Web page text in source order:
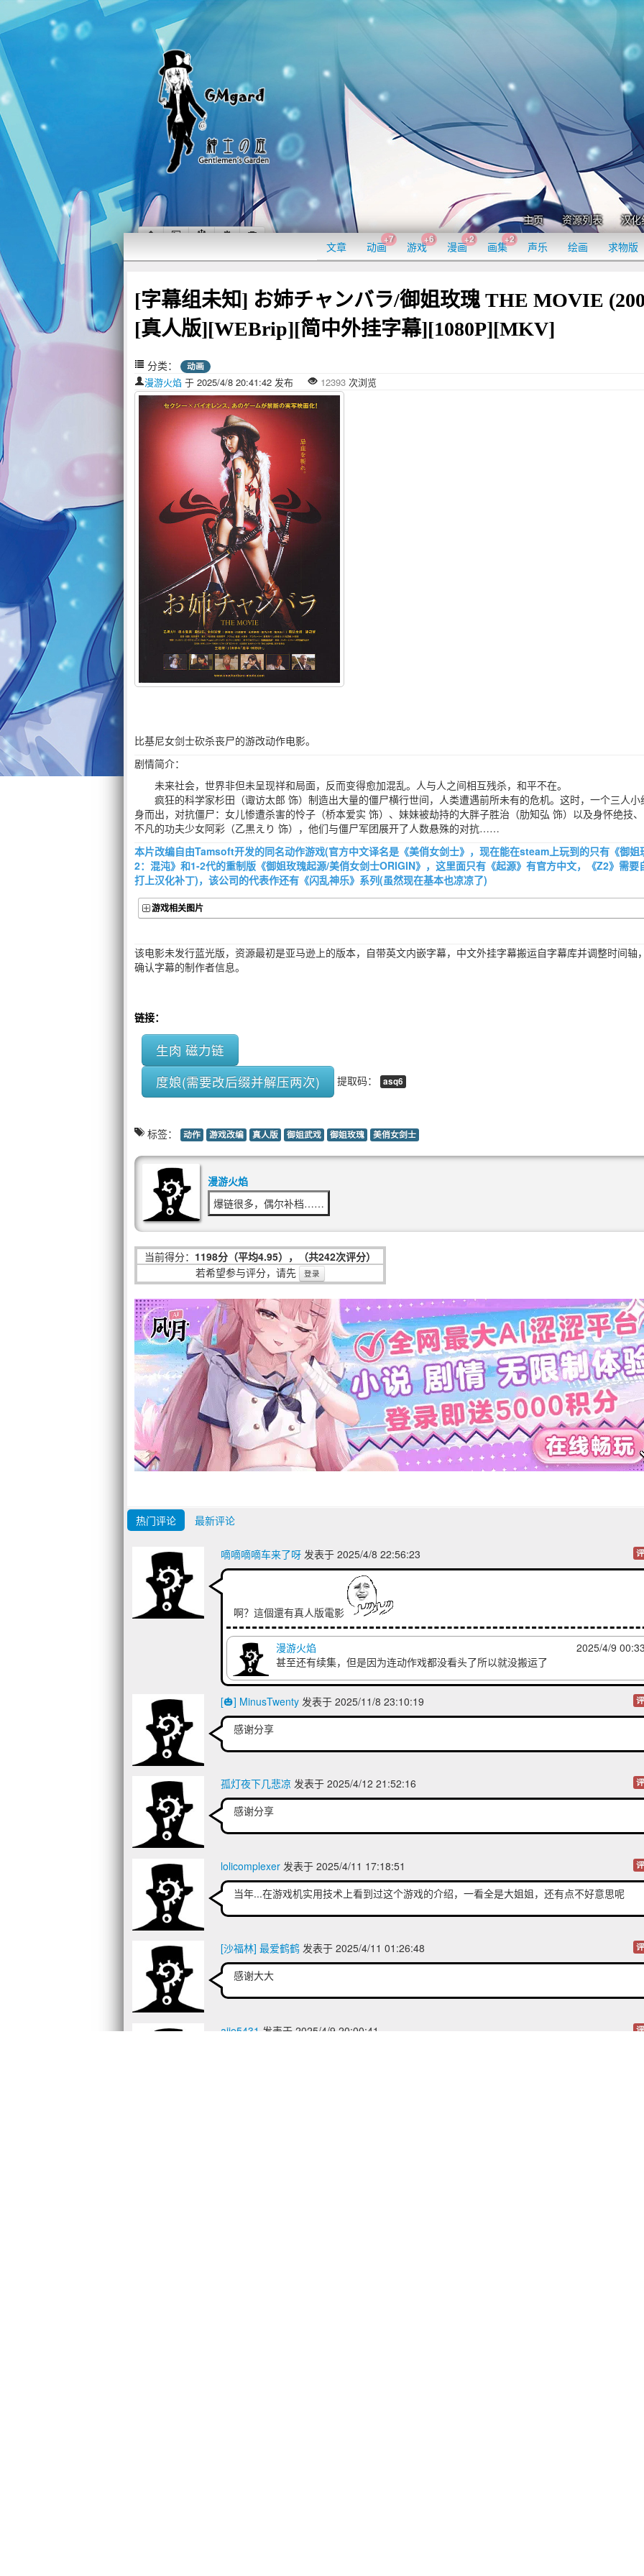
主页 资源列表 汉化
文章 动画
+7
游戏
+6
漫画
+2
画集
+2
声乐 绘画 求物版
[字幕组未知] お姉チャンバラ/御姐玫瑰 THE MOVIE
[真人版][WEBrip][简中外挂字幕][1080P][MKV]
分类： 动画
漫游火焰 于 2025/4/8 20:41:42 发布 12393 次浏览
比基尼女剑士砍杀丧尸的游改动作电影。
剧情简介：
未来社会，世界非但未呈现祥和局面，反而变得愈加混乱。人与人之间相互残杀，和平不在。
疯狂的科学家杉田（诹访太郎 饰）制造出大量的僵尸横行世间，人类遭遇前所未有的危机。这时，一个三人小
身而出，对抗僵尸：女儿惨遭杀害的怜子（桥本爱实 饰）、妹妹被劫持的大胖子胜治（肋知弘 饰）以及身怀绝技
不凡的功夫少女阿彩（乙黒えり 饰），他们与僵尸军团展开了人数悬殊的对抗……
本片改编自由Tamsoft开发的同名动作游戏(官方中文译名是《美俏女剑士》，现在能在steam上玩到的只有《御姐
2：混沌》和1-2代的重制版《御姐玫瑰起源/美俏女剑士ORIGIN》，这里面只有《起源》有官方中文，《Z2》需要
打上汉化补丁)，该公司的代表作还有《闪乱神乐》系列(虽然现在基本也凉凉了)
游戏相关图片
该电影未发行蓝光版，资源最初是亚马逊上的版本，自带英文内嵌字幕，中文外挂字幕搬运自字幕库并调整时间轴
确认字幕的制作者信息。
链接：
生肉 磁力链
度娘(需要改后缀并解压两次)
提取码： asq6
标签： 动作 游戏改编 真人版 御姐武戏 御姐玫瑰 美俏女剑士
漫游火焰
爆链很多，偶尔补档……
当前得分： 1198分（平均4.95），（共242次评分）
若希望参与评分，请先
登录
热门评论 最新评论
嘀嘀嘀嘀车来了呀发表于 2025/4/8 22:56:23
啊？這個還有真人版電影
2025/4/9
漫游火焰
甚至还有续集，但是因为连动作戏都没看头了所以就没搬运了
[🎃] MinusTwenty发表于 2025/11/8 23:10:19
感谢分享
孤灯夜下几悲凉 发表于 2025/4/12 21:52:16
感谢分享
lolicomplexer发表于 2025/4/11 17:18:51
当年...在游戏机实用技术上看到过这个游戏的介绍，一看全是大姐姐，还有点不好意思呢
[沙福林] 最爱鹤鹤发表于 2025/4/11 01:26:48
感谢大大
ajie5431 发表于 2025/4/9 20:00:41